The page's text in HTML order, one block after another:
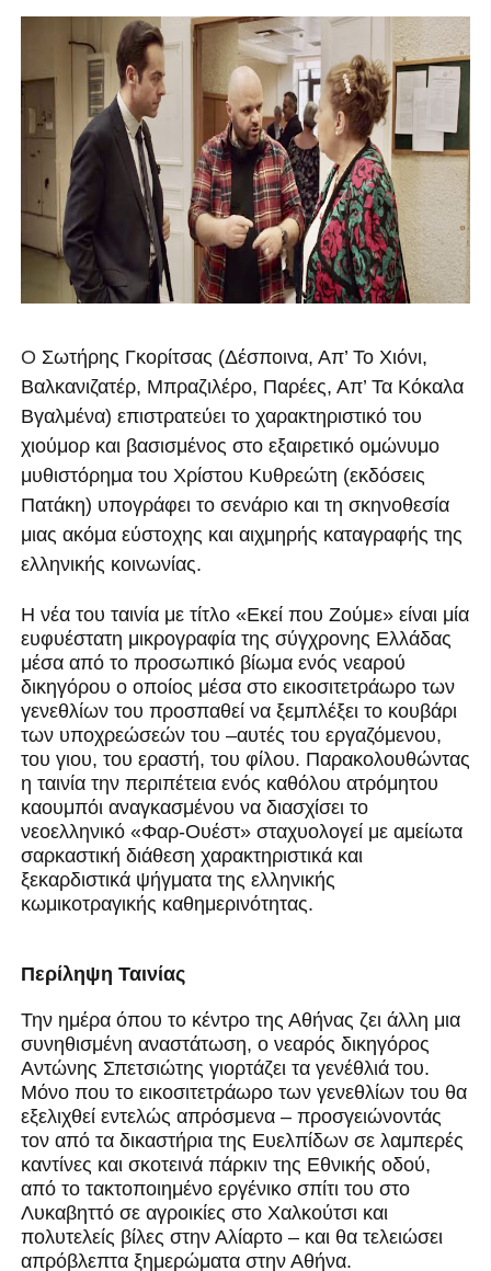
Ο Σωτήρης Γκορίτσας (Δέσποινα, Απ’ Το Χιόνι,
Βαλκανιζατέρ, Μπραζιλέρο, Παρέες, Απ’ Τα Κόκαλα
Βγαλμένα) επιστρατεύει το χαρακτηριστικό του
χιούμορ και βασισμένος στο εξαιρετικό ομώνυμο
μυθιστόρημα του Χρίστου Κυθρεώτη (εκδόσεις
Πατάκη) υπογράφει το σενάριο και τη σκηνοθεσία
μιας ακόμα εύστοχης και αιχμηρής καταγραφής της
ελληνικής κοινωνίας.
H νέα του ταινία με τίτλο «Εκεί που Ζούμε»είναι μία
ευφυέστατη μικρογραφία της σύγχρονης Ελλάδας
μέσα από το προσωπικό βίωμα ενός νεαρού
δικηγόρου ο οποίος μέσα στο εικοσιτετράωρο των
γενεθλίων του προσπαθεί να ξεμπλέξει το κουβάρι
των υποχρεώσεών του –αυτές του εργαζόμενου,
του γιου, του εραστή, του φίλου. Παρακολουθώντας
η ταινία την περιπέτεια ενός καθόλου ατρόμητου
καουμπόι αναγκασμένου να διασχίσει το
νεοελληνικό «Φαρ-Ουέστ» σταχυολογεί με αμείωτα
σαρκαστική διάθεση χαρακτηριστικά και
ξεκαρδιστικά ψήγματα της ελληνικής
κωμικοτραγικής καθημερινότητας.
Περίληψη Ταινίας
Την ημέρα όπου το κέντρο της Αθήνας ζει άλλη μια
συνηθισμένη αναστάτωση, ο νεαρός δικηγόρος
Αντώνης Σπετσιώτης γιορτάζει τα γενέθλιά του.
Μόνο που το εικοσιτετράωρο των γενεθλίων του θα
εξελιχθεί εντελώς απρόσμενα – προσγειώνοντάς
τον από τα δικαστήρια της Ευελπίδων σε λαμπερές
καντίνες και σκοτεινά πάρκιν της Εθνικής οδού,
από το τακτοποιημένο εργένικο σπίτι του στο
Λυκαβηττό σε αγροικίες στο Χαλκούτσι και
πολυτελείς βίλες στην Αλίαρτο – και θα τελειώσει
απρόβλεπτα ξημερώματα στην Αθήνα.